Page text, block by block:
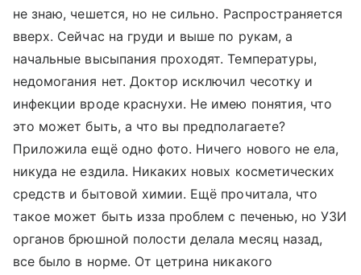
не знаю, чешется, но не сильно. Распространяется
вверх. Сейчас на груди и выше по рукам, а
начальные высыпания проходят. Температуры,
недомогания нет. Доктор исключил чесотку и
инфекции вроде краснухи. Не имею понятия, что
это может быть, а что вы предполагаете?
Приложила ещё одно фото. Ничего нового не ела,
никуда не ездила. Никаких новых косметических
средств и бытовой химии. Ещё прочитала, что
такое может быть изза проблем с печенью, но УЗИ
органов брюшной полости делала месяц назад,
все было в норме. От цетрина никакого